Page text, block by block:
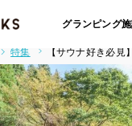
グランピング
特集 【サウナ好き必